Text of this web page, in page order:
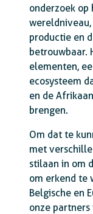
onderzoek op
productie en
betrouwbaar.
elementen,
ecosysteem
en de
brengen.
Om dat te
met
stilaan in om
om erkend te
Belgische en
onze